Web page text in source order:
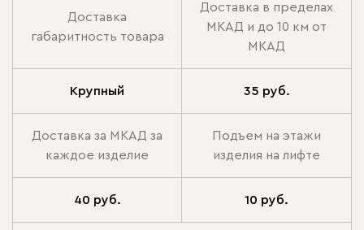
Доставка
габаритность товара
Доставка в пределах
МКАД и до 10 км от
МКАД
Крупный 35 руб.
Доставка за МКАД за
каждое изделие
Подъем на этажи
изделия на лифте
40 руб. 10 руб.